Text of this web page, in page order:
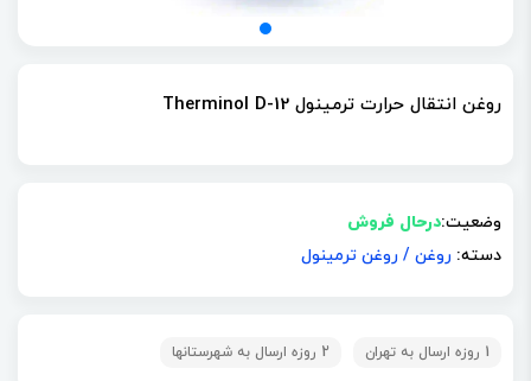
روغن انتقال حرارت ترمینول Therminol D-12
وضعیت:درحال فروش
دسته: روغن / روغن ترمینول
1 روزه ارسال به تهران 2 روزه ارسال به شهرستانها